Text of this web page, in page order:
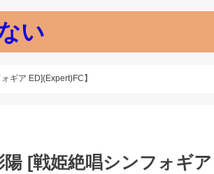
い
ギア ED](Expert)FC】
[戦姫絶唱シンフォギア